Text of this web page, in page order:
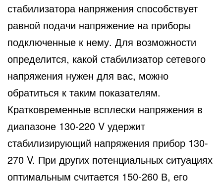
стабилизатора напряжения способствует
равной подачи напряжение на приборы
подключенные к нему. Для возможности
определится, какой стабилизатор сетевого
напряжения нужен для вас, можно
обратиться к таким показателям.
Кратковременные всплески напряжения в
диапазоне 130-220 V удержит
стабилизирующий напряжения прибор 130-
270 V. При других потенциальных ситуациях
оптимальным считается 150-260 В, его